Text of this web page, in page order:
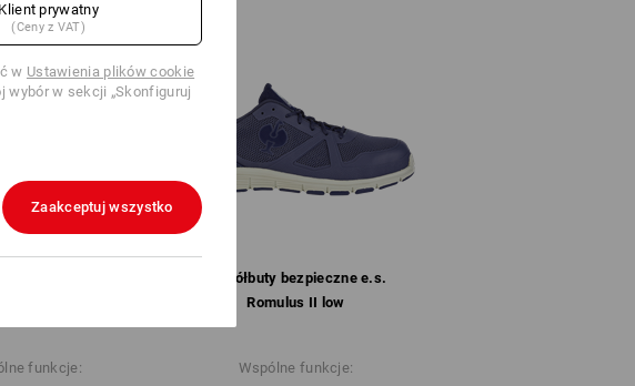
S1 Półbuty bezpieczne e.s.
Romulus II low
funkcje: Wspólne funkcje:
Klient prywatny
(Ceny z VAT)
w Ustawienia plików cookie
wybór w sekcji „Skonfiguruj
Zaakceptuj wszystko